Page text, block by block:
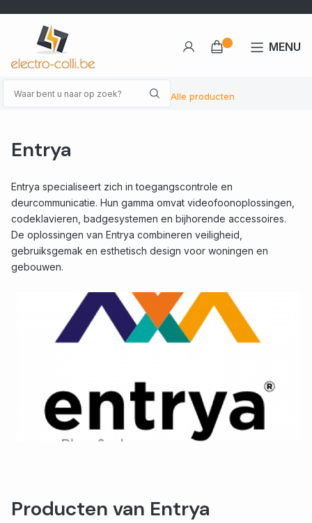
Alle producten
MENU
Entrya
Entrya specialiseert zich in toegangscontrole en
deurcommunicatie. Hun gamma omvat videofoonoplossingen,
codeklavieren, badgesystemen en bijhorende accessoires.
De oplossingen van Entrya combineren veiligheid,
gebruiksgemak en esthetisch design voor woningen en
gebouwen.
Producten van Entrya